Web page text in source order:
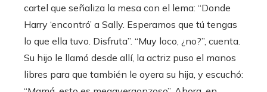
cartel que señaliza la mesa con el lema: “Donde
Harry ‘encontró’ a Sally. Esperamos que tú tengas
lo que ella tuvo. Disfruta”. “Muy loco, ¿no?”, cuenta.
Su hijo le llamó desde allí, la actriz puso el manos
libres para que también le oyera su hija, y escuchó: